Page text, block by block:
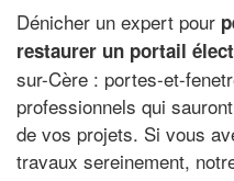
Dénicher un expert pour
restaurer un portail
sur-Cère : portes-et-
professionnels qui
de vos projets. Si vous
travaux sereinement,